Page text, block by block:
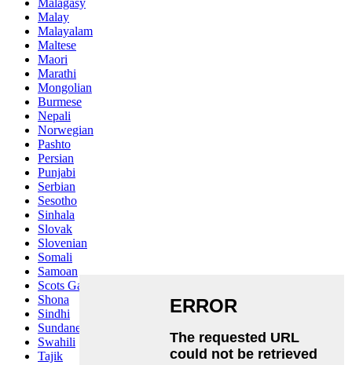
Malagasy
Malay
Malayalam
Maltese
Maori
Marathi
Mongolian
Burmese
Nepali
Norwegian
Pashto
Persian
Punjabi
Serbian
Sesotho
Sinhala
Slovak
Slovenian
Somali
Samoan
Scots Gaelic
Shona
Sindhi
Sundanese
Swahili
Tajik